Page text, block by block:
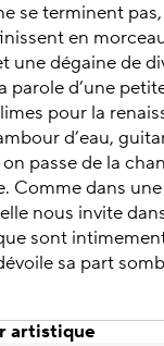
se terminent
en
une dégaine de
parole d’une
pour la
d’eau,
passe de la
Comme dans
nous invite
sont
sa part
artistique